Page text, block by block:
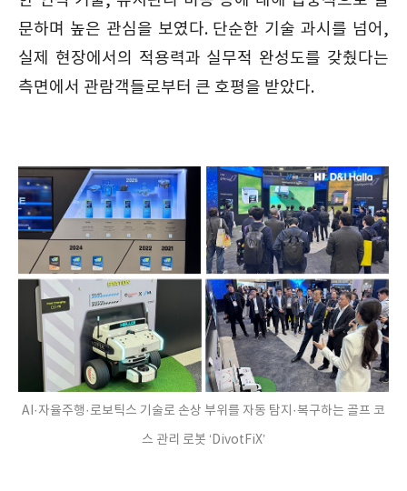
문하며 높은 관심을 보였다. 단순한 기술 과시를 넘어,
실제 현장에서의 적용력과 실무적 완성도를 갖췄다는
측면에서 관람객들로부터 큰 호평을 받았다.
AI·자율주행·로보틱스 기술로 손상 부위를 자동 탐지·복구하는 골프 코
스 관리 로봇 ‘DivotFiX’